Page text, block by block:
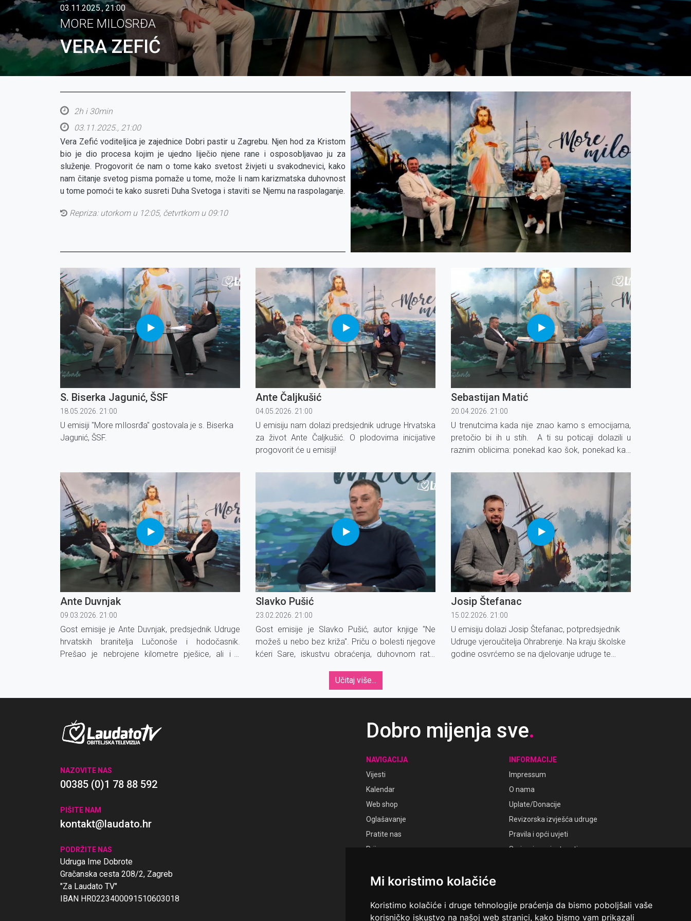
Mi koristimo kolačiće
Koristimo kolačiće i druge tehnologije praćenja da bismo poboljšali vaše
korisničko iskustvo na našoj web stranici, kako bismo vam prikazali
03.11.2025., 21:00
MORE MILOSRĐA
VERA ZEFIĆ
2h i 30min
03.11.2025., 21:00
Vera Zefić voditeljica je zajednice Dobri pastir u Zagrebu. Njen hod za Kristom
bio je dio procesa kojim je ujedno liječio njene rane i osposobljavao ju za
služenje. Progovorit će nam o tome kako svetost živjeti u svakodnevici, kako
nam čitanje svetog pisma pomaže u tome, može li nam karizmatska duhovnost
u tome pomoći te kako susreti Duha Svetoga i staviti se Njemu na raspolaganje.
Repriza: utorkom u 12:05, četvrtkom u 09:10
S. Biserka Jagunić, ŠSF
18.05.2026. 21:00
U emisiji ''More mIlosrđa'' gostovala je s. Biserka
Jagunić, ŠSF.
Ante Čaljkušić
04.05.2026. 21:00
U emisiju nam dolazi predsjednik udruge Hrvatska
za život Ante Čaljkušić. O plodovima inicijative
progovorit će u emisiji!
Sebastijan Matić
20.04.2026. 21:00
U trenutcima kada nije znao kamo s emocijama,
pretočio bi ih u stih. A ti su poticaji dolazili u
raznim oblicima: ponekad kao šok, ponekad kao
emisije je Sebastijan Matić, autor zbirke pjesama
Ante Duvnjak
09.03.2026. 21:00
Gost emisije je Ante Duvnjak, predsjednik Udruge
hrvatskih branitelja Lučonoše i hodočasnik.
Prešao je nebrojene kilometre pješice, ali i s
Slavko Pušić
23.02.2026. 21:00
Gost emisije je Slavko Pušić, autor knjige ''Ne
možeš u nebo bez križa''. Priču o bolesti njegove
kćeri Sare, iskustvu obraćenja, duhovnom ratu,
podijelit će nam u emisiji.
Josip Štefanac
15.02.2026. 21:00
U emisiju dolazi Josip Štefanac, potpredsjednik
Udruge vjeroučitelja Ohrabrenje. Na kraju školske
godine osvrćemo se na djelovanje udruge te
Učitaj više...
NAZOVITE NAS
00385 (0)1 78 88 592
PIŠITE NAM
kontakt@laudato.hr
PODRŽITE NAS
Udruga Ime Dobrote
Gračanska cesta 208/2, Zagreb
"Za Laudato TV"
IBAN HR0223400091510603018
Dobro mijenja sve.
NAVIGACIJA
Vijesti
Kalendar
Web shop
Oglašavanje
Pratite nas
Prijava
INFORMACIJE
Impressum
O nama
Uplate/Donacije
Revizorska izvješća udruge
Pravila i opći uvjeti
Smjernice privatnosti